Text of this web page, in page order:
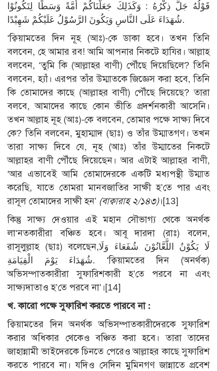
قَوْلُهُ جَلَّ ذِكْرُهُ : وَكَذَلِكَ جَعَلْنَاكُمْ أُمَّةً وَسَطًا لِتَكُونُوْا
شُهَدَاءَ عَلَى النَّاسِ وَيَكُونَ الرَّسُوْلُ عَلَيْكُمْ شَهِيْدًا.
‘ক্বিয়ামতের দিন নূহ (আঃ)-কে ডাকা হবে। তখন তিনি
বলবেন, হে আমার রব! আমি আপনার নিকটে হাযির। আল্লাহ
বলবেন, ‘তুমি কি (আল্লাহর বাণী) পৌঁছে দিয়েছিলে? তিনি
বলবেন, হ্যাঁ। এরপর তাঁর উম্মাতকে জিজ্ঞেস করা হবে, তিনি
কি তোমাদের কাছে (আল্লাহর বাণী) পৌঁছে দিয়েছে? তারা
বলবে, আমাদের কাছে কোন ভীতি প্রদর্শনকারী আসেনি।
তখন আল্লাহ নূহ (আঃ)-কে বলবেন, তোমার পক্ষে সাক্ষ্য দিবে
কে? তিনি বলবেন, মুহাম্মাদ (ছাঃ) ও তাঁর উম্মাতগণ। তখন
তারা সাক্ষ্য দিবে যে, নূহ (আঃ) তাঁর উম্মাতের নিকটে
আল্লাহর বাণী পৌঁছে দিয়েছেন। আর এটাই আল্লাহর বাণী,
‘আর এভাবেই আমি তোমাদেরকে একটি মধ্যপন্থী উম্মাত
করেছি, যাতে তোমরা মানবজাতির সাক্ষী হ’তে পার এবং
রাসূল তোমাদের সাক্ষী হন’ (বাক্বারাহ ২/১৪৩)।[13]
কিন্তু সাক্ষ্য দেওয়ার এই মহান সৌভাগ্য থেকে অনর্থক
লা‘নতকারীরা বঞ্চিত হবে। আবূ দারদা (রাঃ) বলেন,
রাসূলুল্লাহ (ছাঃ) বলেছেন,لَا يَكُوْنُ اللَّعَّانُوْنَ شُفَعَاءَ وَلَا
شُهَدَاءَ يَوْمَ الْقِيَامَةِ. ‘ক্বিয়ামতের দিন (অনর্থক)
অভিসম্পাতকারীরা সুফারিশকারী হ’তে পরবে না এবং
সাক্ষ্যদাতাও হ’তে পরবে না’।[14]
খ. কারো পক্ষে সুফারিশ করতে পারবে না :
ক্বিয়ামতের দিন অনর্থক অভিসম্পাতকারীদেরকে সুফারিশ
করার অধিকার থেকেও বঞ্চিত করা হবে। তারা তাদের
জাহান্নামী ভাইদেরকে চিনতে পেরেও আল্লাহর কাছে সুফারিশ
করতে পারবে না। যদিও সেদিন মুমিনগণ জান্নাতে প্রবেশ